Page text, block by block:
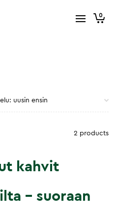
0
2 products
kahvit
– suoraan